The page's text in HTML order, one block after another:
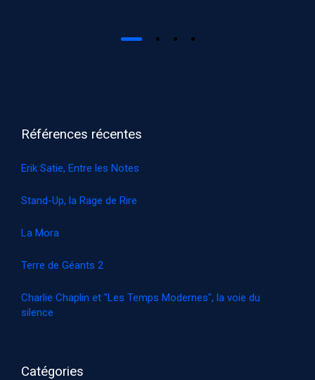
Références récentes
Erik Satie, Entre les Notes
Stand-Up, la Rage de Rire
La Mora
Terre de Géants 2
Charlie Chaplin et "Les Temps Modernes", la voie du
silence
Catégories